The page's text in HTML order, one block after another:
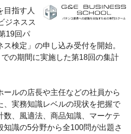
目指す人
ジネスス
19回パ
検定」の申し込み受付を開始。
の期間に実施した第18回の集計
ールの店長や主任などの社員から
、実務知識レベルの現状を把握で
数、風適法、商品知識、マーケテ
知識の5分野から全100問が出題さ